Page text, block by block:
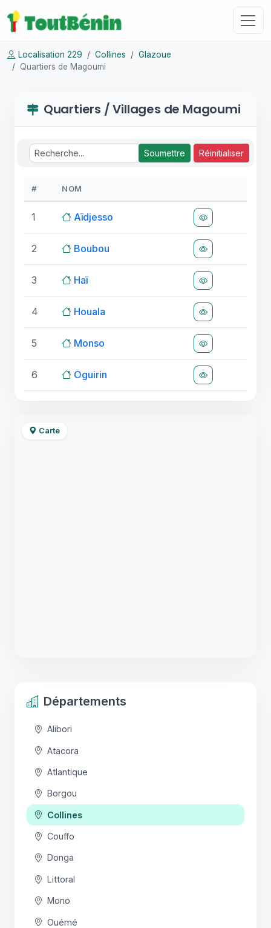
Localisation 229 Collines
Glazoue
Quartiers de Magoumi
Quartiers / Villages de Magoumi
Soumettre Réinitialiser
# NOM
1 Aïdjesso
2 Boubou
3 Haï
4 Houala
5 Monso
6 Oguirin
Carte
Départements
Alibori
Atacora
Atlantique
Borgou
Collines
Couffo
Donga
Littoral
Mono
Ouémé